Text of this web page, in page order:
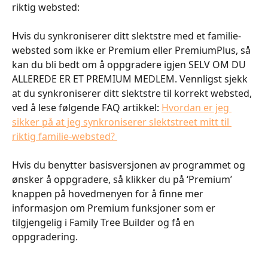
riktig websted:
Hvis du synkroniserer ditt slektstre med et familie-
websted som ikke er Premium eller PremiumPlus, så
kan du bli bedt om å oppgradere igjen SELV OM DU
ALLEREDE ER ET PREMIUM MEDLEM. Vennligst sjekk
at du synkroniserer ditt slektstre til korrekt websted,
ved å lese følgende FAQ artikkel: Hvordan er jeg
sikker på at jeg synkroniserer slektstreet mitt til
riktig familie-websted?
Hvis du benytter basisversjonen av programmet og
ønsker å oppgradere, så klikker du på ‘Premium’
knappen på hovedmenyen for å finne mer
informasjon om Premium funksjoner som er
tilgjengelig i Family Tree Builder og få en
oppgradering.